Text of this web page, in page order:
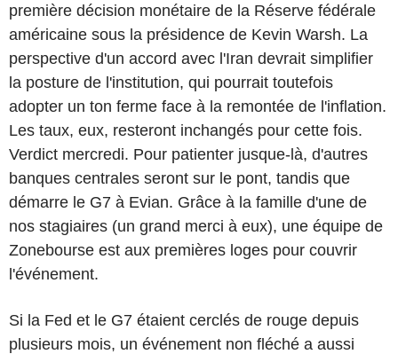
première décision monétaire de la Réserve fédérale
américaine sous la présidence de Kevin Warsh. La
perspective d'un accord avec l'Iran devrait simplifier
la posture de l'institution, qui pourrait toutefois
adopter un ton ferme face à la remontée de l'inflation.
Les taux, eux, resteront inchangés pour cette fois.
Verdict mercredi. Pour patienter jusque-là, d'autres
banques centrales seront sur le pont, tandis que
démarre le G7 à Evian. Grâce à la famille d'une de
nos stagiaires (un grand merci à eux), une équipe de
Zonebourse est aux premières loges pour couvrir
l'événement.
Si la Fed et le G7 étaient cerclés de rouge depuis
plusieurs mois, un événement non fléché a aussi